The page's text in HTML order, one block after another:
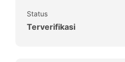
Status
Terverifikasi